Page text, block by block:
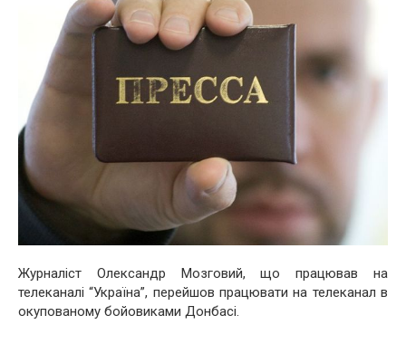
Журналіст Олександр Мозговий, що працював на
телеканалі “Україна”, перейшов працювати на телеканал в
окупованому бойовиками Донбасі.